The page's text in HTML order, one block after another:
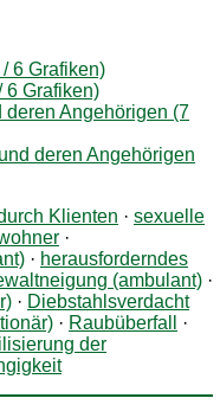
6 Grafiken)
6 Grafiken)
Angehörigen (7
deren Angehörigen
Klienten · sexuelle
·
· herausforderndes
(ambulant) ·
· Diebstahlsverdacht
· Raubüberfall
·
der